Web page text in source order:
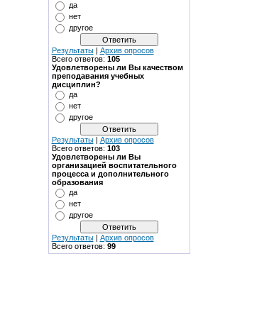
да
нет
другое
Результаты| Архив опросов
Всего ответов: 105
Удовлетворены ли Вы качеством
преподавания учебных
дисциплин?
да
нет
другое
Результаты| Архив опросов
Всего ответов: 103
Удовлетворены ли Вы
организацией воспитательного
процесса и дополнительного
образования
да
нет
другое
Результаты| Архив опросов
Всего ответов: 99